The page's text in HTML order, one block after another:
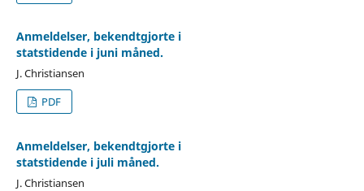
Anmeldelser, bekendtgjorte i
statstidende i juni måned.
J. Christiansen
PDF
Anmeldelser, bekendtgjorte i
statstidende i juli måned.
J. Christiansen